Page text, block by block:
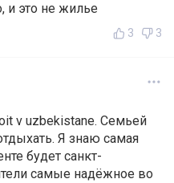
и это не жилье
3 3
v uzbekistane. Семьей
Я знаю самая
будет санкт-
самые надёжное во